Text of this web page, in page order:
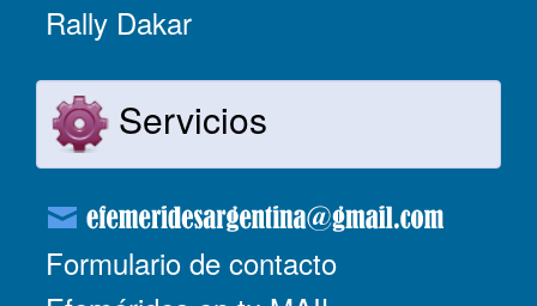
Rally Dakar
Servicios
Formulario de contacto